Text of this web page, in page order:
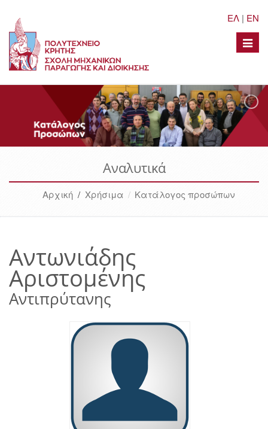
ΕΛ | EN
Toggle
Αναλυτικά
Αρχική/ Χρήσιμα Κατάλογος προσώπων
Αντωνιάδης
Αριστομένης
Αντιπρύτανης